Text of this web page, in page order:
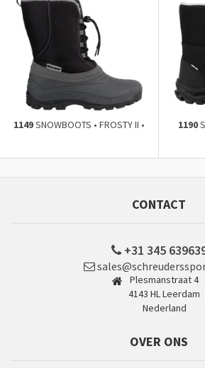
1149SNOWBOOTS • FROSTY II • 1190
CONTACT
+31 345
Plesmanstraat 4
4143 HL Leerdam
Nederland
OVER ONS